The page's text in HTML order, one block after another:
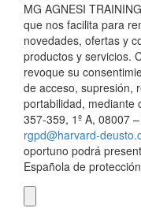
MG AGNESI
que nos facilita para
novedades, ofertas y
productos y servicios.
revoque su
de acceso, supresión,
portabilidad, mediante
357-359, 1º A, 08007
rgpd@harvard-
oportuno podrá
Española de